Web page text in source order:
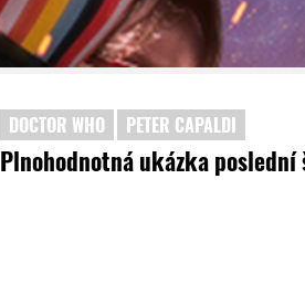
DOCTOR WHO PETER CAPALDI
Plnohodnotná ukázka